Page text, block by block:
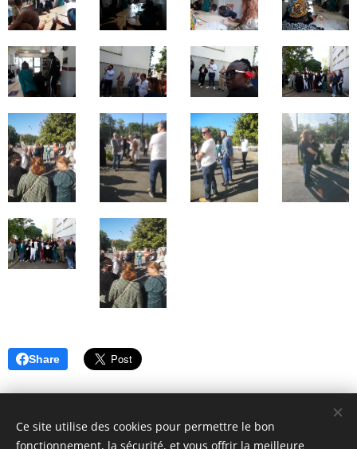
Share
Ce site utilise des cookies pour permettre le bon
fonctionnement, la sécurité, et vous offrir la meilleure